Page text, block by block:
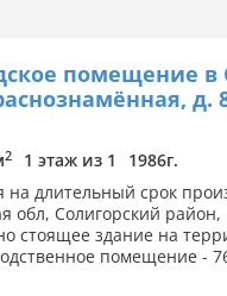
помещение в
д.
2 1 этаж из 1
1986г.
на длительный срок
обл, Солигорский
стоящее здание на
помещение -